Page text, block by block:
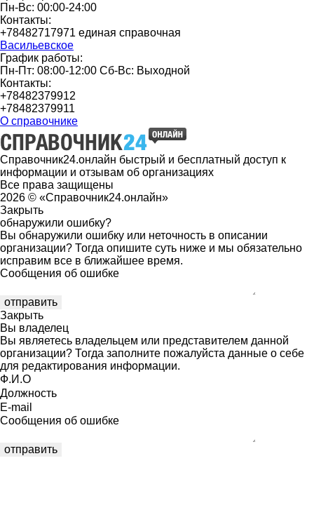
Пн-Вс: 00:00-24:00
Контакты:
+78482717971 единая справочная
Васильевское
График работы:
Пн-Пт: 08:00-12:00 Сб-Вс: Выходной
Контакты:
+78482379912
+78482379911
О справочнике
Справочник24.онлайн быстрый и бесплатный доступ к
информации и отзывам об организациях
Все права защищены
2026 © «Справочник24.онлайн»
Закрыть
обнаружили ошибку?
Вы обнаружили ошибку или неточность в описании
организации? Тогда опишите суть ниже и мы обязательно
исправим все в ближайшее время.
Сообщения об ошибке
Закрыть
Вы владелец
Вы являетесь владельцем или представителем данной
организации? Тогда заполните пожалуйста данные о себе
для редактирования информации.
Ф.И.О
Должность
E-mail
Сообщения об ошибке